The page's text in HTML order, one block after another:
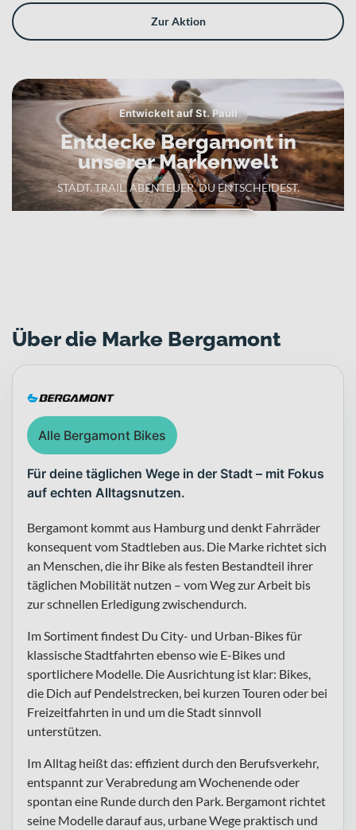
Zur Aktion
Entwickelt auf St. Pauli
Entdecke Bergamont in
unserer Markenwelt
STADT. TRAIL. ABENTEUER. DU ENTSCHEIDEST.
Über die Marke Bergamont
Alle Bergamont Bikes
Für deine täglichen Wege in der Stadt – mit Fokus
auf echten Alltagsnutzen.
Bergamont kommt aus Hamburg und denkt Fahrräder
konsequent vom Stadtleben aus. Die Marke richtet sich
an Menschen, die ihr Bike als festen Bestandteil ihrer
täglichen Mobilität nutzen – vom Weg zur Arbeit bis
zur schnellen Erledigung zwischendurch.
Im Sortiment findest Du City- und Urban-Bikes für
klassische Stadtfahrten ebenso wie E-Bikes und
sportlichere Modelle. Die Ausrichtung ist klar: Bikes,
die Dich auf Pendelstrecken, bei kurzen Touren oder bei
Freizeitfahrten in und um die Stadt sinnvoll
unterstützen.
Im Alltag heißt das: effizient durch den Berufsverkehr,
entspannt zur Verabredung am Wochenende oder
spontan eine Runde durch den Park. Bergamont richtet
seine Modelle darauf aus, urbane Wege praktisch und